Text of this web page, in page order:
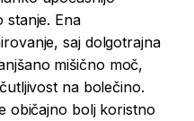
stanje. Ena
saj dolgotrajna
mišično moč,
na bolečino.
običajno bolj koristno